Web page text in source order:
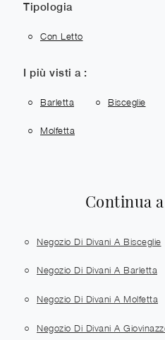
Tipologia
Con Letto
I più visti a :
Barletta Bisceglie
Molfetta
Continua
Negozio Di Divani A Bisceglie
Negozio Di Divani A Barletta
Negozio Di Divani A Molfetta
Negozio Di Divani A